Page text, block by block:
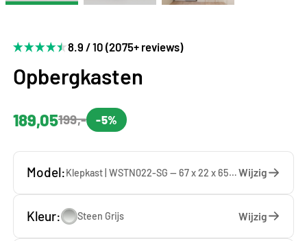
8.9 / 10 (2075+ reviews)
Opbergkasten
189,05199,- -5%
Model: Klepkast | WSTN022-SG — 67 x 22 x 65 cmWijzig
Kleur: Steen Grijs Wijzig